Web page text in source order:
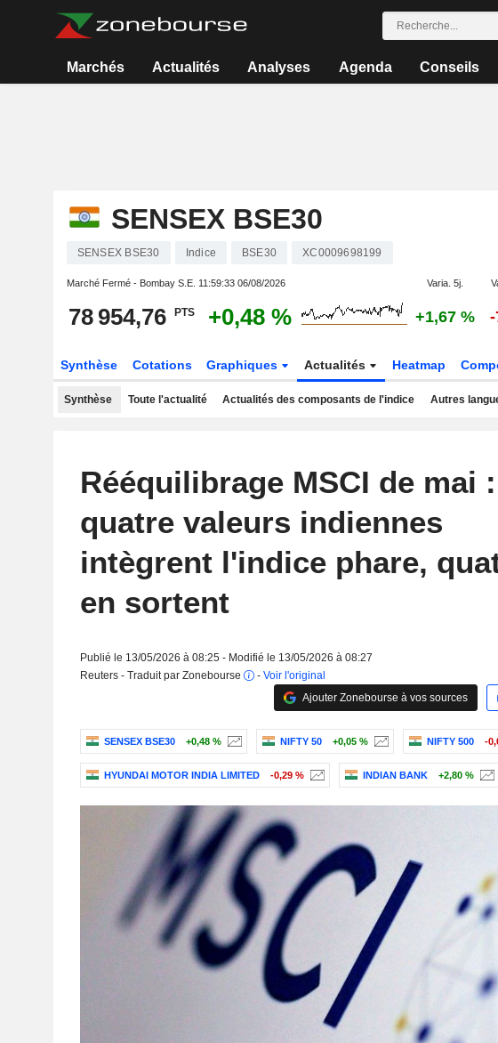
Marchés Actualités Analyses Agenda Conseils
SENSEX BSE30
SENSEX BSE30 Indice BSE30 XC0009698199
Marché Fermé - Bombay S.E. 11:59:33 06/08/2026 Varia. 5j.
78 954,76 PTS +0,48 % +1,67 %
Synthèse Cotations Graphiques Actualités Heatmap
Synthèse Toute l'actualité Actualités des composants de l'indice Autres
Rééquilibrage MSCI de mai :
quatre valeurs indiennes
intègrent l'indice phare,
en sortent
Publié le 13/05/2026 à 08:25 - Modifié le 13/05/2026 à 08:27
Reuters - Traduit par Zonebourse
- Voir l'original
Ajouter Zonebourse à vos sources
SENSEX BSE30 +0,48 % NIFTY 50 +0,05 % NIFTY 500 -
HYUNDAI MOTOR INDIA LIMITED -0,29 % INDIAN BANK +2,80 %